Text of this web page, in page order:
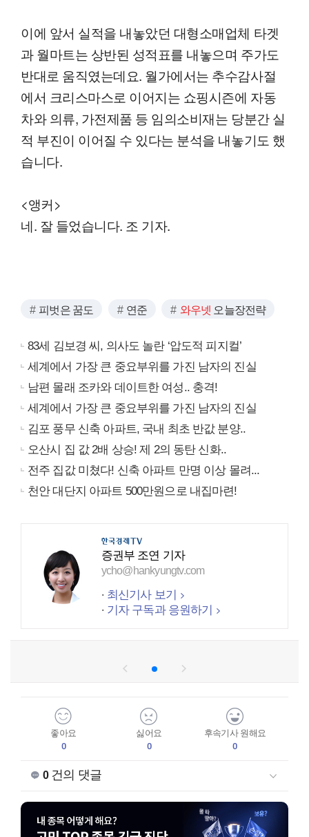
이에 앞서 실적을 내놓았던 대형소매업체 타겟
과 월마트는 상반된 성적표를 내놓으며 주가도
반대로 움직였는데요. 월가에서는 추수감사절
에서 크리스마스로 이어지는 쇼핑시즌에 자동
차와 의류, 가전제품 등 임의소비재는 당분간 실
적 부진이 이어질 수 있다는 분석을 내놓기도 했
습니다.
<앵커>
네. 잘 들었습니다. 조 기자.
피벗은 꿈도 연준 와우넷 오늘장전략
83세 김보경 씨, 의사도 놀란 ‘압도적 피지컬’
세계에서 가장 큰 중요부위를 가진 남자의 진실
남편 몰래 조카와 데이트한 여성.. 충격!
세계에서 가장 큰 중요부위를 가진 남자의 진실
김포 풍무 신축 아파트, 국내 최초 반값 분양..
오산시 집 값 2배 상승! 제 2의 동탄 신화..
전주 집값 미쳤다! 신축 아파트 만명 이상 몰려...
천안 대단지 아파트 500만원으로 내집마련!
증권부 조연 기자
ycho@hankyungtv.com
최신기사 보기
기자 구독과 응원하기
좋아요
0
싫어요
0
후속기사 원해요
0
0건의 댓글